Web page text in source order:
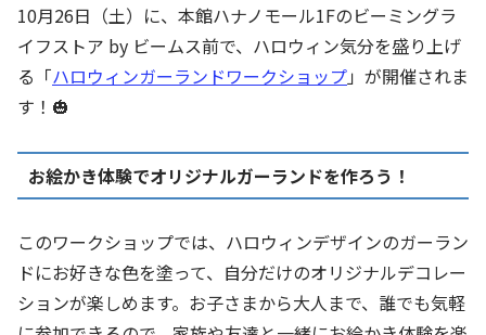
10月26日（土）に、本館ハナノモール1Fのビーミングラ
イフストア by ビームス前で、ハロウィン気分を盛り上げ
る「ハロウィンガーランドワークショップ」が開催されま
す！🎃
お絵かき体験でオリジナルガーランドを作ろう！
このワークショップでは、ハロウィンデザインのガーラン
ドにお好きな色を塗って、自分だけのオリジナルデコレー
ションが楽しめます。お子さまから大人まで、誰でも気軽